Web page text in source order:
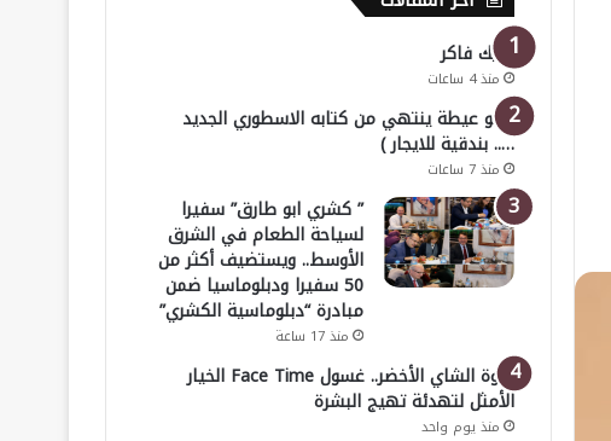
خليك فاكر
منذ 4 ساعات
( أبو عيطة ينتهي من كتابه الاسطوري الجديد
….. بندقية للايجار )
منذ 7 ساعات
” كشري ابو طارق” سفيرا
لسياحة الطعام في الشرق
الأوسط.. ويستضيف أكثر من
50 سفيرا ودبلوماسيا ضمن
مبادرة “دبلوماسية الكشري”
منذ 17 ساعة
قوة الشاي الأخضر.. غسول Face Time الخيار
الأمثل لتهدئة تهيج البشرة
منذ يوم واحد